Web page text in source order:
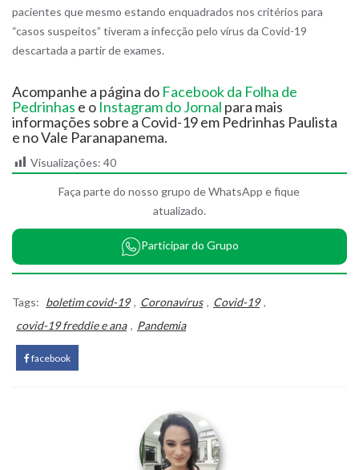
pacientes que mesmo estando enquadrados nos critérios para
“casos suspeitos” tiveram a infecção pelo vírus da Covid-19
descartada a partir de exames.
Acompanhe a página do Facebook da Folha de
Pedrinhas e o Instagram do Jornal para mais
informações sobre a Covid-19 em Pedrinhas Paulista
e no Vale Paranapanema.
Visualizações: 40
Faça parte do nosso grupo de WhatsApp e fique
atualizado.
Participar do Grupo
Tags: boletim covid-19 , Coronavírus , Covid-19 ,
covid-19 freddie e ana , Pandemia
facebook